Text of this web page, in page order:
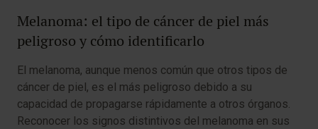
Melanoma: el tipo de cáncer de piel más
peligroso y cómo identificarlo
El melanoma, aunque menos común que otros tipos de
cáncer de piel, es el más peligroso debido a su
capacidad de propagarse rápidamente a otros órganos.
Reconocer los signos distintivos del melanoma en sus